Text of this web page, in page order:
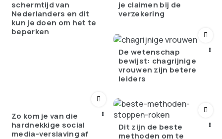
schermtijd van
Nederlanders en dit
kun je doen om het te
beperken
je claimen bij de
verzekering
De wetenschap
bewijst: chagrijnige
vrouwen zijn betere
leiders
Zo kom je van die
hardnekkige social
media-verslaving af
Dit zijn de beste
methoden om te